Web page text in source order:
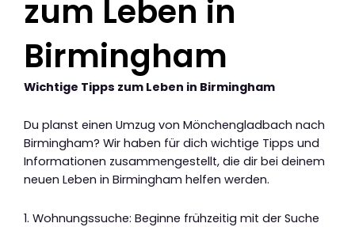
zum Leben in
Birmingham
Wichtige Tipps zum Leben in Birmingham
Du planst einen Umzug von Mönchengladbach nach
Birmingham? Wir haben für dich wichtige Tipps und
Informationen zusammengestellt, die dir bei deinem
neuen Leben in Birmingham helfen werden.
1. Wohnungssuche: Beginne frühzeitig mit der Suche